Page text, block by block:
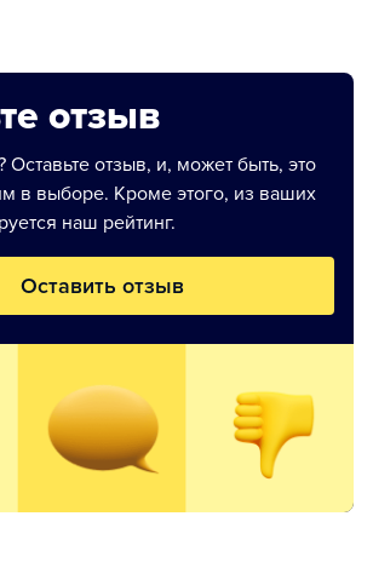
отзыв
Оставьте отзыв, и, может быть, это
в выборе. Кроме этого, из ваших
наш рейтинг.
Оставить отзыв